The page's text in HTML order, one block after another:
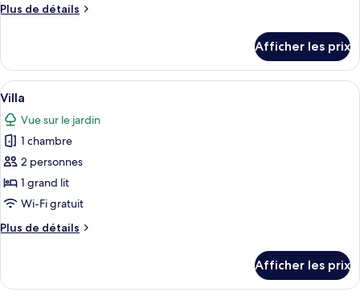
chambre :
Plus de détails
Plus
Villa
Afficher les prix
Afficher
toutes
les
photos
pour
ce
type
chambre :
Une maison moderne dotée d’une
19
Villa
Vue sur le jardin
1 chambre
2 personnes
1 grand lit
Wi-Fi gratuit
Plus de détails
Plus
Villa
Afficher les prix